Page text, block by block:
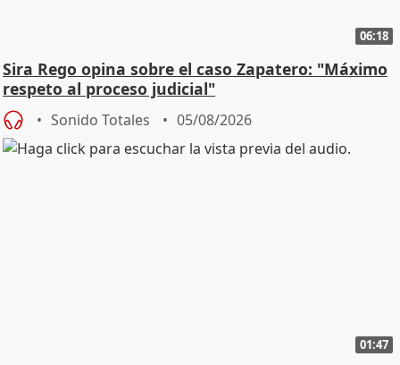
06:18
Sira Rego opina sobre el caso Zapatero: "Máximo
respeto al proceso judicial"
Sonido Totales 05/08/2026
01:47